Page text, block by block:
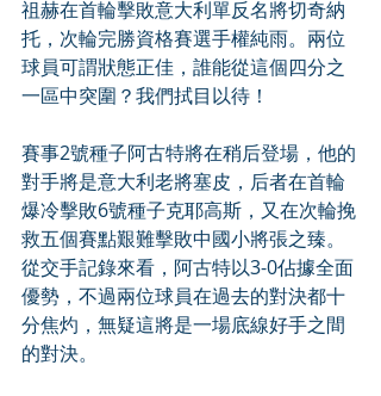
祖赫在首輪擊敗意大利單反名將切奇納
托，次輪完勝資格賽選手權純雨。兩位
球員可謂狀態正佳，誰能從這個四分之
一區中突圍？我們拭目以待！
賽事2號種子阿古特將在稍后登場，他的
對手將是意大利老將塞皮，后者在首輪
爆冷擊敗6號種子克耶高斯，又在次輪挽
救五個賽點艱難擊敗中國小將張之臻。
從交手記錄來看，阿古特以3-0佔據全面
優勢，不過兩位球員在過去的對決都十
分焦灼，無疑這將是一場底線好手之間
的對決。